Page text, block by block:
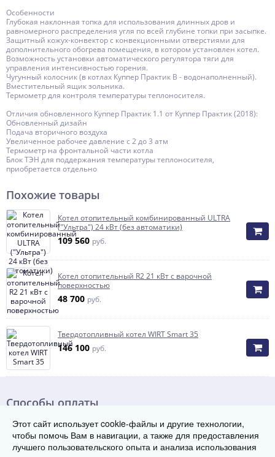
Особенности
Глубокая наклонная топка для использования длинных дров и
равномерного распределения угля по всей глубине топки при засыпке.
Защитный кожух-конвектор с конвекционными отверстиями для
дополнительного обогрева помещения, в котором установлен котел.
Возможность установки автоматического регулятора тяги для
управления интенсивностью горения.
Чугунный колосник (в котлах Куппер Практик В - водонаполненный).
Вместительный ящик зольника.
Термометр для контроля температуры теплоносителя.
Отличия обновленного Куппер Практик 1.1 от Куппер Практик (2018):
Обновленный дизайн
Подача вторичного воздуха
Увеличенное рабочее давление с 2 до 3 атм
Термометр на фронтальной части котла
Блок ТЭН для поддержания температуры теплоносителя,
приобретается отдельно
Похожие товары
Котел отопительный комбинированный ULTRA
("Ультра") 24 кВт (без автоматики)
109 560 руб.
Котел отопительный R2 21 кВт с варочной
поверхностью
48 700 руб.
Твердотопливный котел WIRT Smart 35
146 100 руб.
Способы оплаты
Этот сайт использует cookie-файлы и другие технологии,
чтобы помочь Вам в навигации, а также для предоставления
лучшего пользовательского опыта и анализа использования